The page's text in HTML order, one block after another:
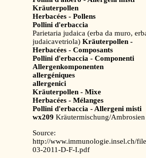
Kräuterpollen
Herbacées - Pollens
Pollini d'erbaccia
Parietaria judaica (erba da muro,
judaicavetriola) Kräuterpollen -
Herbacées - Composants
Pollini d'erbaccia - Componenti
Allergenkomponenten
allergéniques
allergenici
Kräuterpollen - Mixe
Herbacées - Mélanges
Pollini d'erbaccia - Allergeni misti
wx209 Kräutermischung/
Source:
http://www.immunologie.insel.ch/
03-2011-D-F-I.pdf